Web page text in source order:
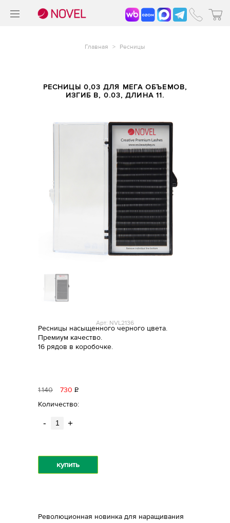
Главная > Ресницы
РЕСНИЦЫ 0,03 ДЛЯ МЕГА ОБЪЕМОВ,
ИЗГИБ B, 0.03, ДЛИНА 11.
Арт: NVL2136
Ресницы насыщенного черного цвета.
Премиум качество.
16 рядов в коробочке.
1140 730 Р
Количество:
- +
купить
Революционная новинка для наращивания